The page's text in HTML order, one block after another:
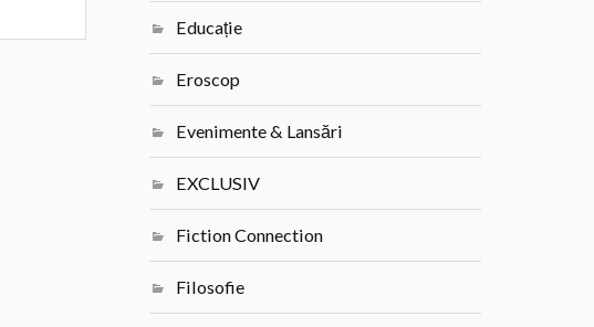
Educație
Eroscop
Evenimente & Lansări
EXCLUSIV
Fiction Connection
Filosofie